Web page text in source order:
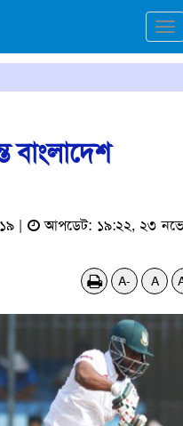
বাংলাদেশ
|
আপডেট: ১৯:২২, ২৩
A- A